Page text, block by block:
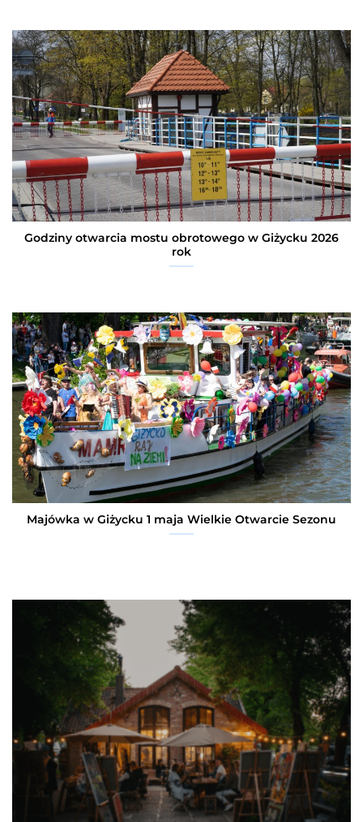
Godziny otwarcia mostu obrotowego w Giżycku 2026
rok
Majówka w Giżycku 1 maja Wielkie Otwarcie Sezonu